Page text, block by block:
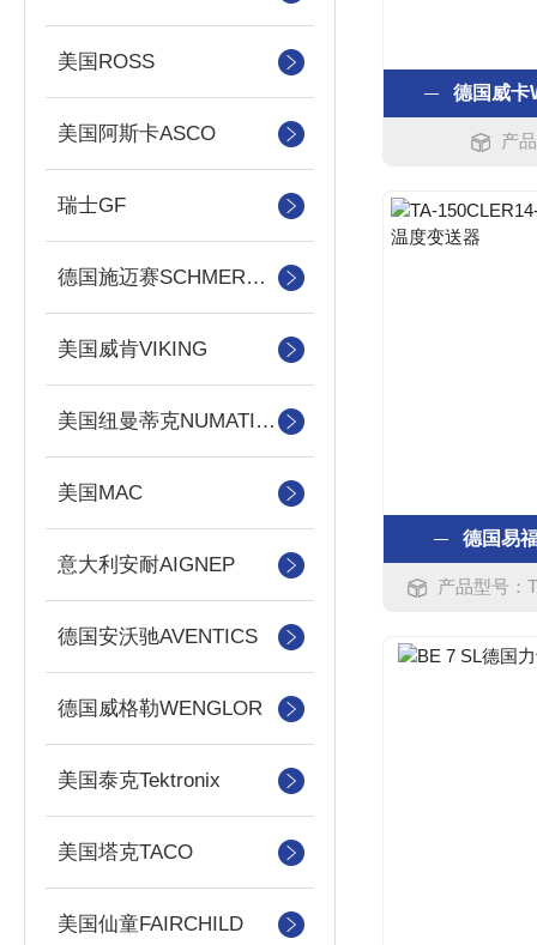
美国ROSS
美国阿斯卡ASCO
瑞士GF
德国施迈赛SCHMERSAL
美国威肯VIKING
美国纽曼蒂克NUMATICS
美国MAC
意大利安耐AIGNEP
德国安沃驰AVENTICS
德国威格勒WENGLOR
美国泰克Tektronix
美国塔克TACO
美国仙童FAIRCHILD
德国威卡
产
德国易
产品型号：